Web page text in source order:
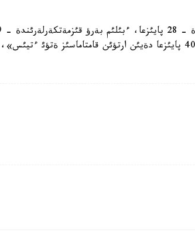
«ول
پايئزعا، الةؤمةتتئك قورعاؤ سالاسئ قئزمةتكةرلةرئندة 40 پايئزعا دةيئن ارتؤئن قامتاماسئز